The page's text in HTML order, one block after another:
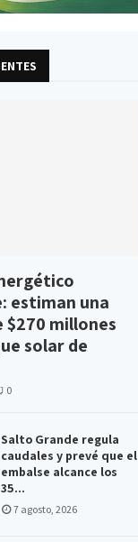
estiman una
$270 millones
solar de
0
Salto Grande regula
caudales y prevé que el
embalse alcance los
35...
7 agosto, 2026